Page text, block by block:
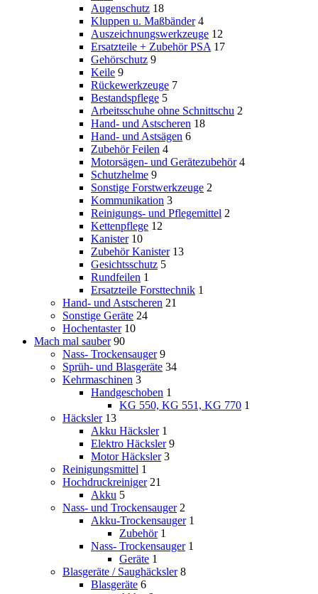
Augenschutz 18
Kluppen u. Maßbänder 4
Auszeichnungswerkzeuge 12
Ersatzteile + Zubehör PSA 17
Gehörschutz 9
Keile 9
Rückewerkzeuge 7
Bestandspflege 5
Arbeitsschuhe ohne Schnittschu 2
Hand- und Astscheren 18
Hand- und Astsägen 6
Zubehör Feilen 4
Motorsägen- und Gerätezubehör 4
Schutzhelme 9
Sonstige Forstwerkzeuge 2
Kommunikation 3
Reinigungs- und Pflegemittel 2
Kettenpflege 12
Kanister 10
Zubehör Kanister 13
Gesichtsschutz 5
Rundfeilen 1
Ersatzteile Forsttechnik 1
Hand- und Astscheren 21
Sonstige Geräte 24
Hochentaster 10
Mach mal sauber 90
Nass- Trockensauger 9
Sprüh- und Blasgeräte 34
Kehrmaschinen 3
Handgeschoben 1
KG 550, KG 551, KG 770 1
Häcksler 13
Akku Häcksler 1
Elektro Häcksler 9
Motor Häcksler 3
Reinigungsmittel 1
Hochdruckreiniger 21
Akku 5
Nass- und Trockensauger 2
Akku-Trockensauger 1
Zubehör 1
Nass- Trockensauger 1
Geräte 1
Blasgeräte / Saughäcksler 8
Blasgeräte 6